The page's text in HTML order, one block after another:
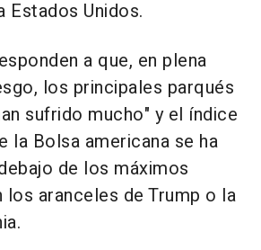
Estados Unidos.
a que, en plena
los principales parqués
sufrido mucho" y el índice
la Bolsa americana se ha
de los máximos
aranceles de Trump o la